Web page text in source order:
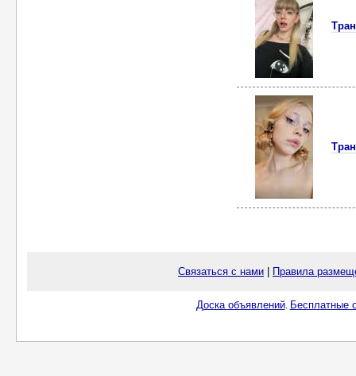
Связаться с нами Правила
Доска объявлений. Бесплатные